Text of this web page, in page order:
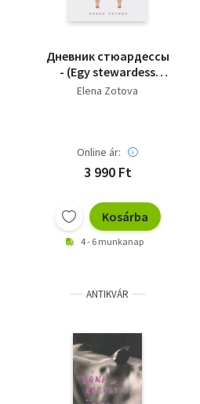
Дневник стюардессы
- (Egy stewardess
naplója)
Elena Zotova
Online ár:
3 990 Ft
Kosárba
4 - 6 munkanap
ANTIKVÁR